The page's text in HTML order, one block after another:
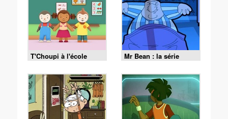
T'Choupi à l'école Mr Bean : la série
animée